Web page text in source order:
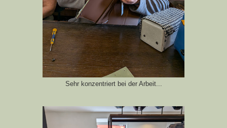
Sehr konzentriert bei der Arbeit...